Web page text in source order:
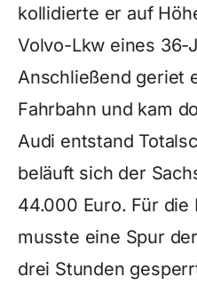
kollidierte er auf
Volvo-Lkw eines 36-
Anschließend geriet
Fahrbahn und kam
Audi entstand
beläuft sich der
44.000 Euro. Für die
musste eine Spur
drei Stunden